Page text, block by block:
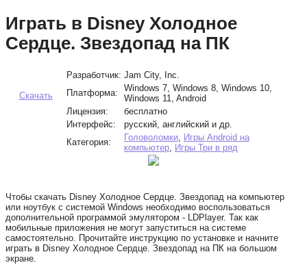
Играть в Disney Холодное
Сердце. Звездопад на ПК
Скачать
Разработчик: Jam City, Inc.
Платформа:
Windows 7, Windows 8, Windows 10,
Windows 11, Android
Лицензия:
бесплатно
Интерфейс:
русский, английский и др.
Категория:
Головоломки, Игры Android на
компьютер, Игры Три в ряд
Чтобы скачать Disney Холодное Сердце. Звездопад на компьютер
или ноутбук с системой Windows необходимо воспользоваться
дополнительной программой эмулятором - LDPlayer. Так как
мобильные приложения не могут запуститься на системе
самостоятельно. Прочитайте инструкцию по установке и начните
играть в Disney Холодное Сердце. Звездопад на ПК на большом
экране.